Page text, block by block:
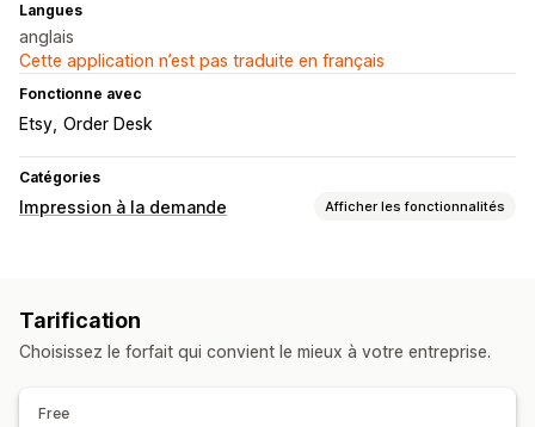
Langues
anglais
Cette application n’est pas traduite en français
Fonctionne avec
Etsy Order Desk
Catégories
Impression à la demande Afficher les fonctionnalités
Outils de conception
Personnalisation
Tarification
Choisissez le forfait qui convient le mieux à votre entreprise.
Free